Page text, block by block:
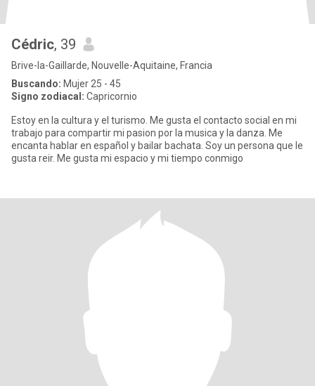
Cédric, 39
Brive-la-Gaillarde, Nouvelle-Aquitaine, Francia
Buscando: Mujer 25 - 45
Signo zodiacal: Capricornio
Estoy en la cultura y el turismo. Me gusta el contacto social en mi
trabajo para compartir mi pasion por la musica y la danza. Me
encanta hablar en español y bailar bachata. Soy un persona que le
gusta reir. Me gusta mi espacio y mi tiempo conmigo